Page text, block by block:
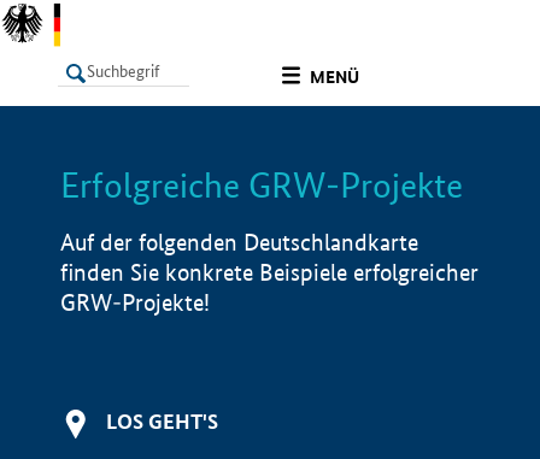
MENÜ
LISTE Info
Erfolgreiche GRW-Projekte
Auf der folgenden Deutschlandkarte
finden Sie konkrete Beispiele erfolgreicher
GRW-Projekte!
LOS GEHT'S